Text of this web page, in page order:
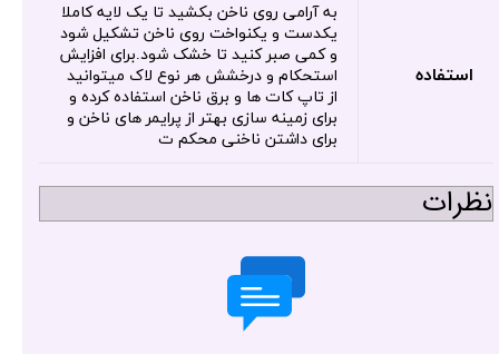
استفاده
به آرامی روی ناخن بکشید تا یک لایه کاملا
یکدست و یکنواخت روی ناخن تشکیل شود
و کمی صبر کنید تا خشک شود.برای افزایش
استحکام و درخشش هر نوع لاک میتوانید
از تاپ کات ها و برق ناخن استفاده کرده و
برای زمینه سازی بهتر از پرایمر های ناخن و
برای داشتن ناخنی محکم ت
نظرات